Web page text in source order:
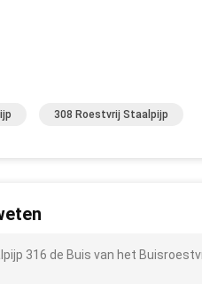
308 Roestvrij Staalpijp
316 de Buis van het